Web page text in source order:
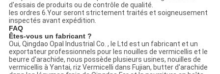
d'essais de produits ou de contrôle de qualité.
les ordres 6.Your seront strictement traités et soigneusement
inspectés avant expédition.
FAQ
Êtes-vous un fabricant ?
Oui, Qingdao Opal Industrial Co. , le Ltd est un fabricant et un
exportateur professionnels pour les nouilles de vermicellis et le
beurre d'arachide, nous possède plusieurs usines, nouilles de
vermicellis à Yantai, riz Vermicelli dans Fujian, butter d'arachide